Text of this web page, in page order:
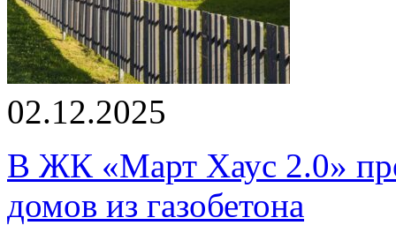
02.12.2025
В ЖК «Март Хаус 2.0»
домов из газобетона